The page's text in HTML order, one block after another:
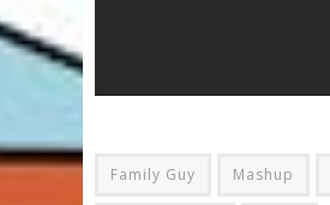
Family Guy Mashup